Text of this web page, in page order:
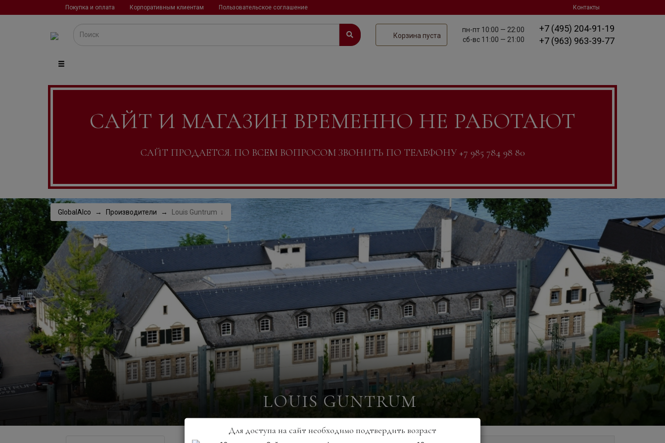
Покупка и оплата Корпоративным клиентам Пользовательское соглашение Контакты
Корзина пуста
пн-пт 10:00 — 22:00
сб-вс 11:00 — 21:00
+7 (495) 204-91-19
+7 (963) 963-39-77
САЙТ И МАГАЗИН ВРЕМЕННО НЕ РАБОТАЮТ
САЙТ ПРОДАЕТСЯ. ПО ВСЕМ ВОПРОСОМ ЗВОНИТЬ ПО ТЕЛЕФОНУ +7 985 784 98 80
GlobalAlco Производители Louis Guntrum
LOUIS GUNTRUM
Для доступа на сайт необходимо подтвердить возраст